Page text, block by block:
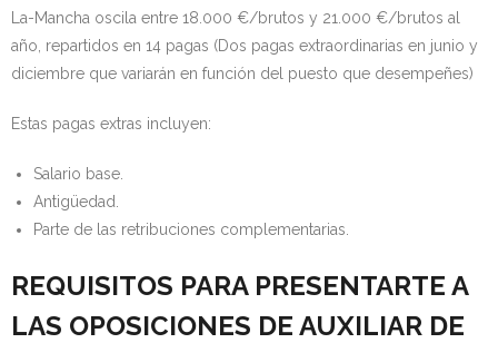
La-Mancha oscila entre 18.000 €/brutos y 21.000 €/brutos al
año, repartidos en 14 pagas (Dos pagas extraordinarias en junio y
diciembre que variarán en función del puesto que desempeñes)
Estas pagas extras incluyen:
Salario base.
Antigüedad.
Parte de las retribuciones complementarias.
REQUISITOS PARA PRESENTARTE A
LAS OPOSICIONES DE AUXILIAR DE